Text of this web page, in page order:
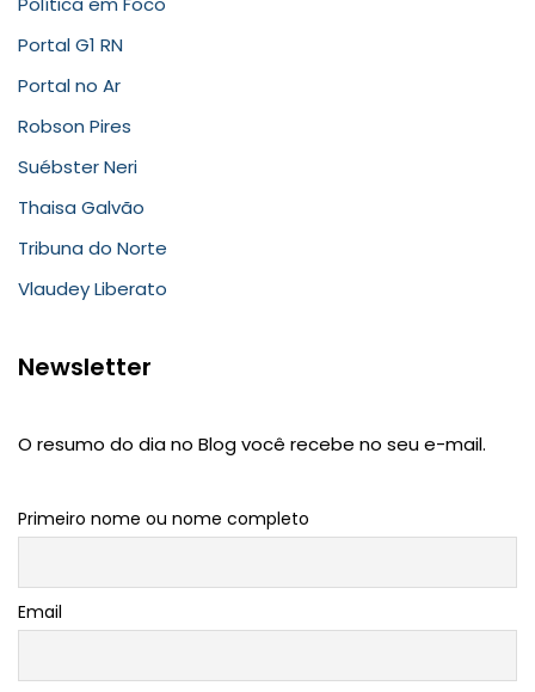
Portal G1 RN
Portal no Ar
Robson Pires
Suébster Neri
Thaisa Galvão
Tribuna do Norte
Vlaudey Liberato
Newsletter
O resumo do dia no Blog você recebe no seu e-mail.
Primeiro nome ou nome completo
Email